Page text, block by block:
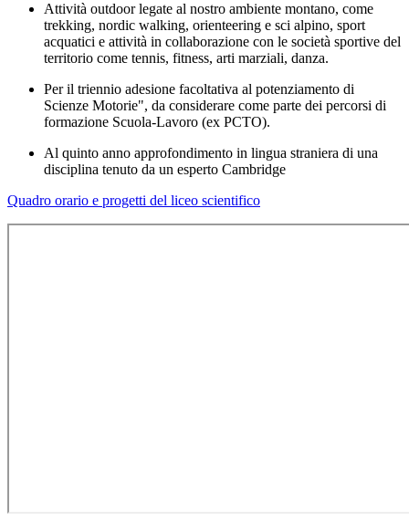
Attività outdoor legate al nostro ambiente montano, come
trekking, nordic walking, orienteering e sci alpino, sport
acquatici e attività in collaborazione con le società sportive del
territorio come tennis, fitness, arti marziali, danza.
Per il triennio adesione facoltativa al potenziamento di
Scienze Motorie", da considerare come parte dei percorsi di
formazione Scuola-Lavoro (ex PCTO).
Al quinto anno approfondimento in lingua straniera di una
disciplina tenuto da un esperto Cambridge
Quadro orario e progetti del liceo scientifico